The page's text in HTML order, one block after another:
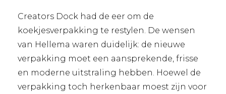
Creators Dock had de eer om de
koekjesverpakking te restylen. De wensen
van Hellema waren duidelijk: de nieuwe
verpakking moet een aansprekende, frisse
en moderne uitstraling hebben. Hoewel de
verpakking toch herkenbaar moest zijn voor